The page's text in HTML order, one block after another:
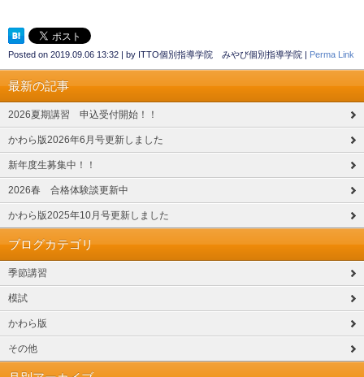
Posted on 2019.09.06 13:32 | by ITTO個別指導学院 みやび個別指導学院 | Perma Link
最新の記事
2026夏期講習 申込受付開始！！
かわら版2026年6月号更新しました
新年度生募集中！！
2026春 合格体験談更新中
かわら版2025年10月号更新しました
ブログカテゴリ
季節講習
模試
かわら版
その他